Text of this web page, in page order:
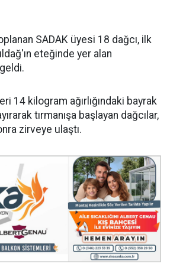
SADAK üyesi 18 dağcı, ilk
eteğinde yer alan
14 kilogram ağırlığındaki bayrak
tırmanışa başlayan dağcılar,
zirveye ulaştı.